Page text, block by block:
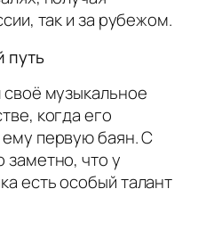
так и за рубежом.
путь
своё музыкальное
когда его
первую баян. С
заметно, что у
есть особый талант